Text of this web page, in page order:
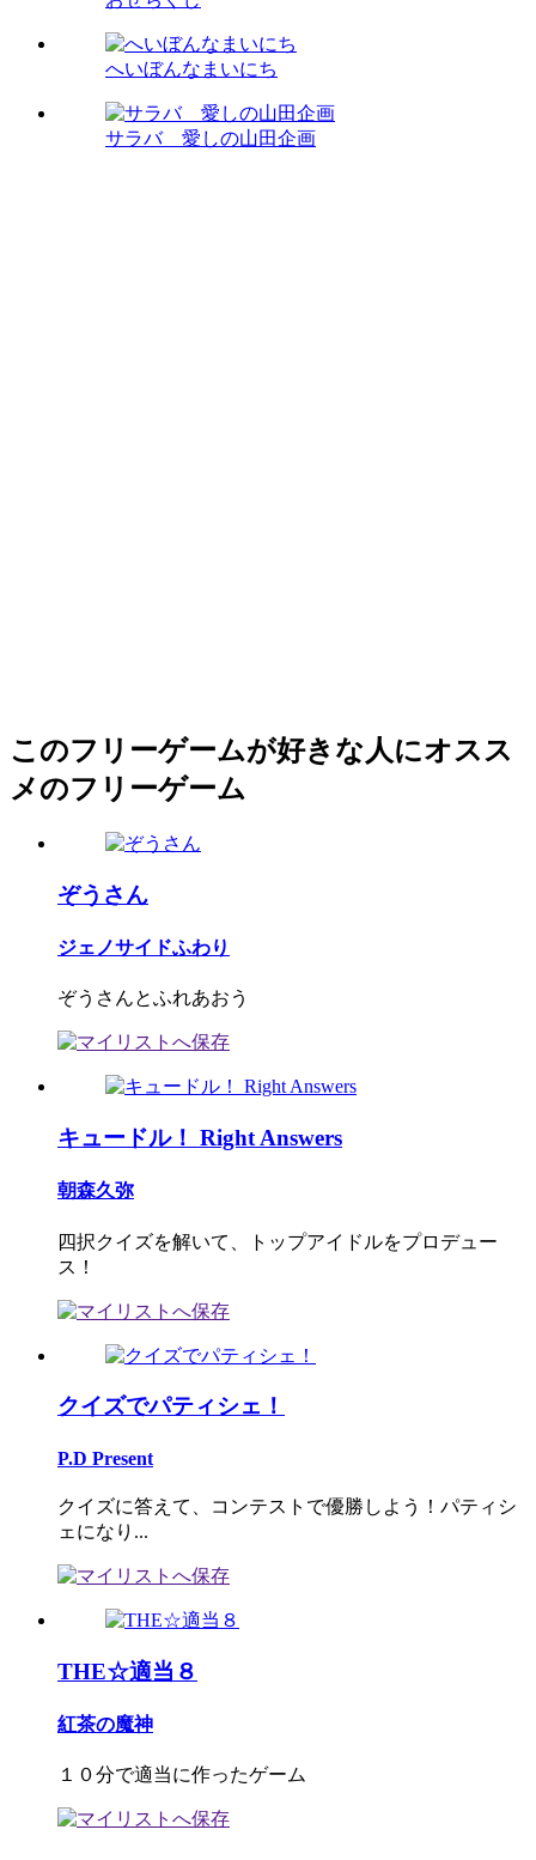
へいぼんなまいにち
サラバ 愛しの山田企画
このフリーゲームが好きな人にオスス
メのフリーゲーム
ぞうさん
ジェノサイドふわり
ぞうさんとふれあおう
キュードル！ Right Answers
朝森久弥
四択クイズを解いて、トップアイドルをプロデュー
ス！
クイズでパティシェ！
P.D Present
クイズに答えて、コンテストで優勝しよう！パティシ
ェになり...
THE☆適当８
紅茶の魔神
１０分で適当に作ったゲーム